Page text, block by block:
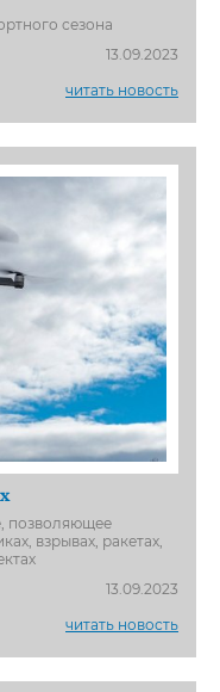
сезона
13.09.2023
читать новость
позволяющее
взрывах, ракетах,
13.09.2023
читать новость